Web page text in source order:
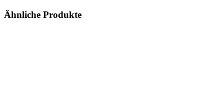
Ähnliche Produkte